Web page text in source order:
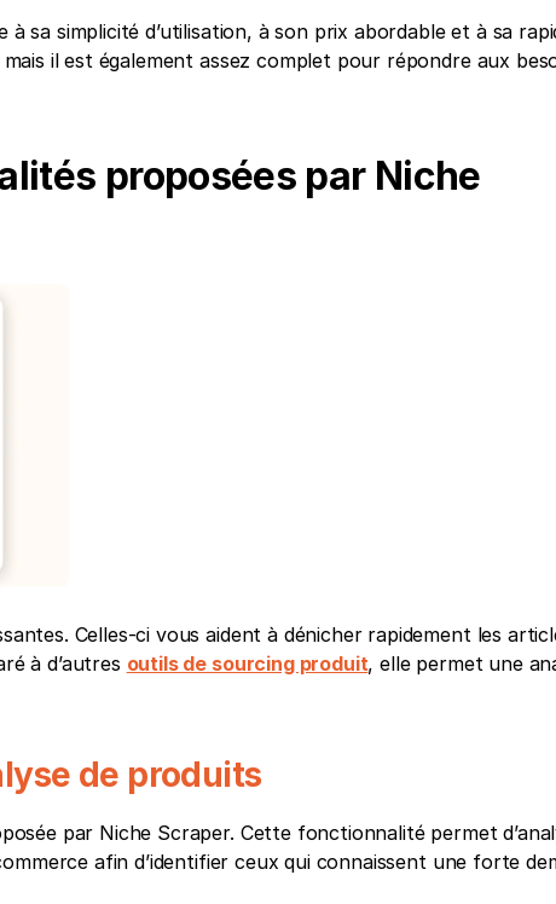
sa simplicité d’utilisation, à son prix abordable et à sa
il est également assez complet pour répondre aux
proposées par Niche
Celles-ci vous aident à dénicher rapidement les
à d’autres outils de sourcing produit, elle permet une
de produits
par Niche Scraper. Cette fonctionnalité permet
afin d’identifier ceux qui connaissent une forte